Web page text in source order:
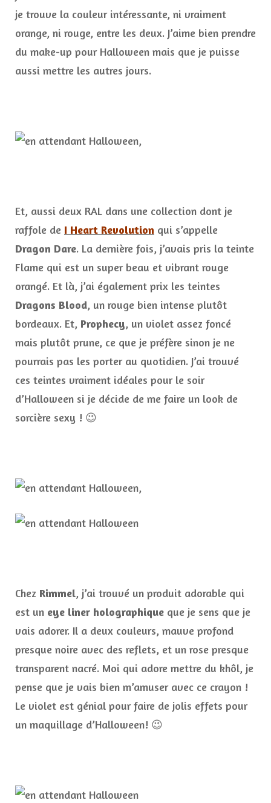
je trouve la couleur intéressante, ni vraiment
orange, ni rouge, entre les deux. J’aime bien prendre
du make-up pour Halloween mais que je puisse
aussi mettre les autres jours.
Et, aussi deux RAL dans une collection dont je
raffole de I Heart Revolution qui s’appelle
Dragon Dare. La dernière fois, j’avais pris la teinte
Flame qui est un super beau et vibrant rouge
orangé. Et là, j’ai également prix les teintes
Dragons Blood, un rouge bien intense plutôt
bordeaux. Et, Prophecy, un violet assez foncé
mais plutôt prune, ce que je préfère sinon je ne
pourrais pas les porter au quotidien. J’ai trouvé
ces teintes vraiment idéales pour le soir
d’Halloween si je décide de me faire un look de
sorcière sexy ! 😉
Chez Rimmel, j’ai trouvé un produit adorable qui
est un eye liner holographique que je sens que je
vais adorer. Il a deux couleurs, mauve profond
presque noire avec des reflets, et un rose presque
transparent nacré. Moi qui adore mettre du khôl, je
pense que je vais bien m’amuser avec ce crayon !
Le violet est génial pour faire de jolis effets pour
un maquillage d’Halloween! 😉